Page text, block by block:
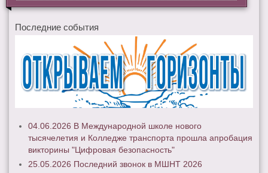
Последние события
04.06.2026 В Международной школе нового
тысячелетия и Колледже транспорта прошла апробация
викторины "Цифровая безопасность"
25.05.2026 Последний звонок в МШНТ 2026